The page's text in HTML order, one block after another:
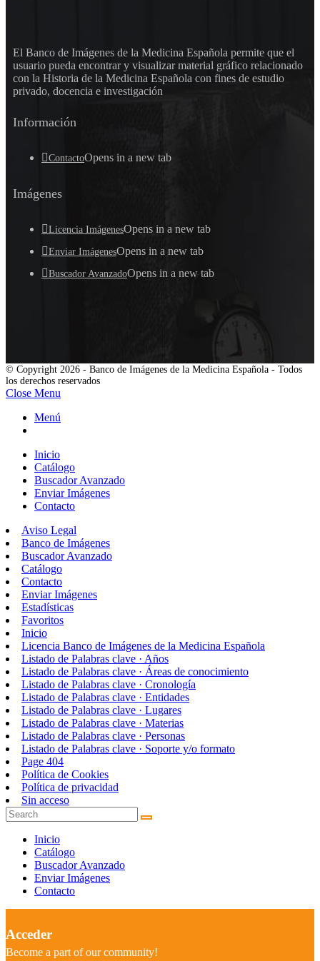
El Banco de Imágenes de la Medicina Española permite que el
usuario pueda encontrar y visualizar material gráfico relacionado
con la Historia de la Medicina Española con fines de estudio
privado, docencia e investigación
Información
ContactoOpens in a new tab
Imágenes
Licencia ImágenesOpens in a new tab
Enviar ImágenesOpens in a new tab
Buscador AvanzadoOpens in a new tab
© Copyright 2026 - Banco de Imágenes de la Medicina Española - Todos
los derechos reservados
Close Menu
Menú
Inicio
Catálogo
Buscador Avanzado
Enviar Imágenes
Contacto
Aviso Legal
Banco de Imágenes
Buscador Avanzado
Catálogo
Contacto
Enviar Imágenes
Estadísticas
Favoritos
Inicio
Licencia Banco de Imágenes de la Medicina Española
Listado de Palabras clave · Años
Listado de Palabras clave · Áreas de conocimiento
Listado de Palabras clave · Cronología
Listado de Palabras clave · Entidades
Listado de Palabras clave · Lugares
Listado de Palabras clave · Materias
Listado de Palabras clave · Personas
Listado de Palabras clave · Soporte y/o formato
Page 404
Política de Cookies
Política de privacidad
Sin acceso
Inicio
Catálogo
Buscador Avanzado
Enviar Imágenes
Contacto
Acceder
Become a part of our community!